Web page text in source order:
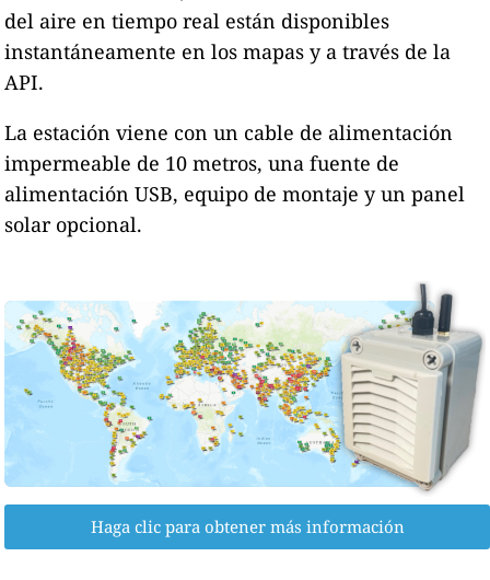
del aire en tiempo real están disponibles
instantáneamente en los mapas y a través de la
API.
La estación viene con un cable de alimentación
impermeable de 10 metros, una fuente de
alimentación USB, equipo de montaje y un panel
solar opcional.
Haga clic para obtener más información